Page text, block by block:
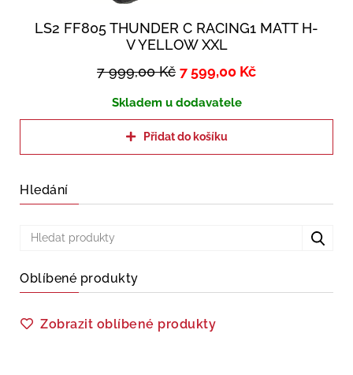
LS2 FF805 THUNDER C RACING1 MATT H-
V YELLOW XXL
7 999,00Kč 7 599,00 Kč
Skladem u dodavatele
Přidat do košíku
Hledání
Oblíbené produkty
Zobrazit oblíbené produkty